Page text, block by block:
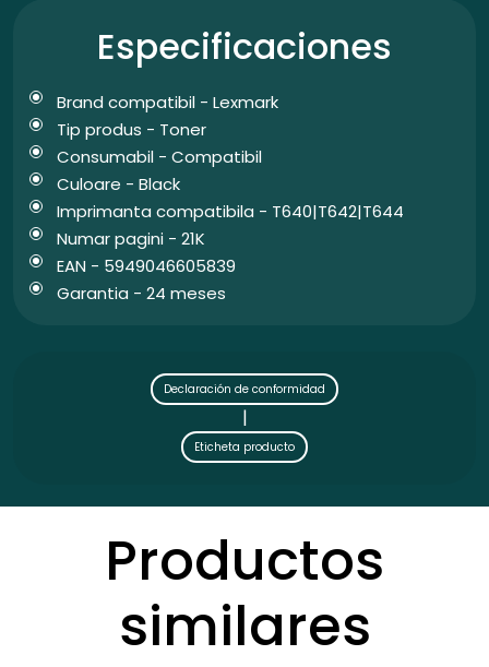
Especificaciones
Brand compatibil - Lexmark
Tip produs - Toner
Consumabil - Compatibil
Culoare - Black
Imprimanta compatibila - T640|T642|T644
Numar pagini - 21K
EAN - 5949046605839
Garantia - 24 meses
Declaración de conformidad
|
Eticheta producto
Productos
similares